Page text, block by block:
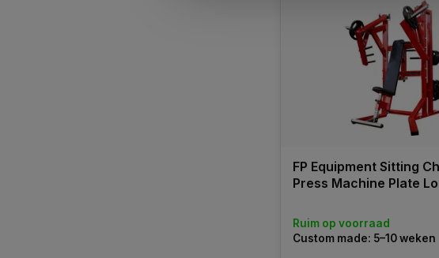
FP Equipment Sitting
Press Machine Plate
Ruim op voorraad
Custom made: 5–10 weken